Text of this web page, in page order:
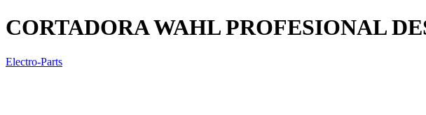
CORTADORA WAHL PROFESIONAL
Electro-Parts